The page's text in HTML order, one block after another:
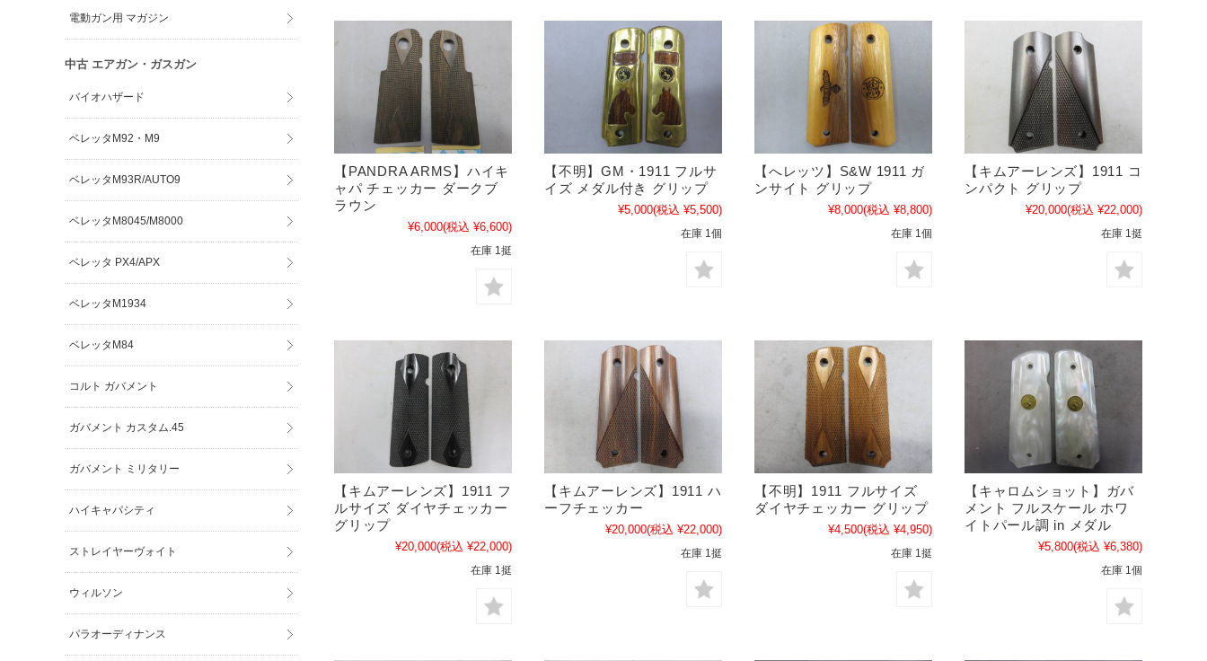
【PANDRA ARMS】ハイキ
ャパ チェッカー ダークブ
ラウン
¥6,000(税込 ¥6,600)
在庫 1挺
【不明】GM・1911 フルサ
イズ メダル付き グリップ
¥5,000(税込 ¥5,500)
在庫 1個
【へレッツ】S&W 1911 ガ
ンサイト グリップ
¥8,000(税込 ¥8,800)
在庫 1個
【キムアーレンズ】1911 コ
ンパクト グリップ
¥20,000(税込 ¥22,000)
在庫 1挺
【キムアーレンズ】1911 フ
ルサイズ ダイヤチェッカー
グリップ
¥20,000(税込 ¥22,000)
在庫 1挺
【キムアーレンズ】1911 ハ
ーフチェッカー
¥20,000(税込 ¥22,000)
在庫 1挺
【不明】1911 フルサイズ
ダイヤチェッカー グリップ
¥4,500(税込 ¥4,950)
在庫 1挺
【キャロムショット】ガバ
メント フルスケール ホワ
イトパール調 in メダル
¥5,800(税込 ¥6,380)
在庫 1個
電動ガン用 マガジン
中古 エアガン・ガスガン
バイオハザード
ベレッタM92・M9
ベレッタM93R/AUTO9
ベレッタM8045/M8000
ベレッタ PX4/APX
ベレッタM1934
ベレッタM84
コルト ガバメント
ガバメント カスタム.45
ガバメント ミリタリー
ハイキャパシティ
ストレイヤーヴォイト
ウィルソン
パラオーディナンス